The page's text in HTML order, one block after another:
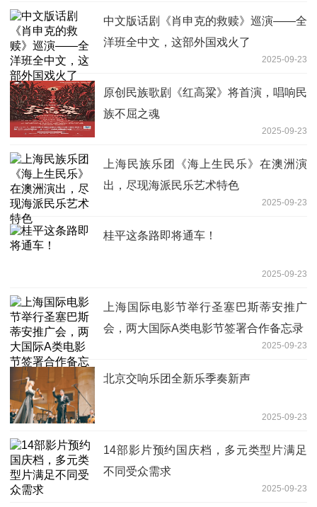
中文版话剧《肖申克的救赎》巡演——全
洋班全中文，这部外国戏火了
2025-09-23
原创民族歌剧《红高粱》将首演，唱响民
族不屈之魂
2025-09-23
上海民族乐团《海上生民乐》在澳洲演
出，尽现海派民乐艺术特色
2025-09-23
桂平这条路即将通车！
2025-09-23
上海国际电影节举行圣塞巴斯蒂安推广
会，两大国际A类电影节签署合作备忘录
2025-09-23
北京交响乐团全新乐季奏新声
2025-09-23
14部影片预约国庆档，多元类型片满足
不同受众需求
2025-09-23